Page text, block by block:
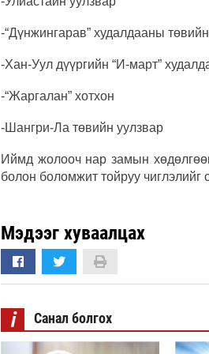
-“Дүнжингарав” худалдааны
-Хан-Уул дүүргийн “И-март”
-“Жаргалан” хотхон
-Шангри-Ла төвийн уулзвар
Иймд жолооч нар замын
болон боломжит тойруу чиглэлийг
Мэдээг хуваалцах
i Санал болгох